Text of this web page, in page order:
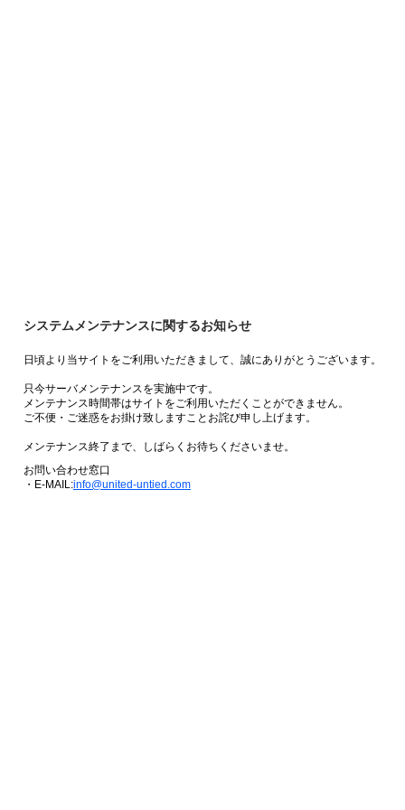
システムメンテナンスに関するお知らせ
日頃より当サイトをご利用いただきまして、誠にありがとうございます。
只今サーバメンテナンスを実施中です。
メンテナンス時間帯はサイトをご利用いただくことができません。
ご不便・ご迷惑をお掛け致しますことお詫び申し上げます。
メンテナンス終了まで、しばらくお待ちくださいませ。
お問い合わせ窓口
・E-MAIL:info@united-untied.com